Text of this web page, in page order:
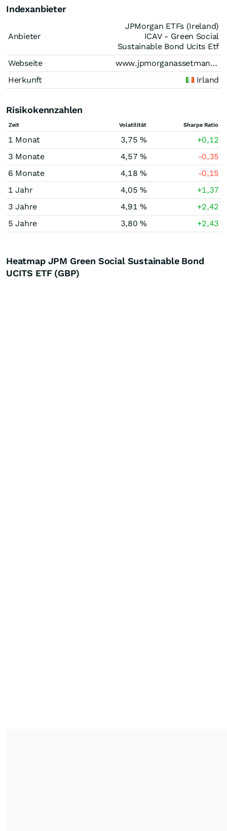
Indexanbieter
Anbieter
JPMorgan ETFs (Ireland)
ICAV - Green Social
Sustainable Bond Ucits Etf
Webseite
www.jpmorganassetmanagement.ie
Herkunft
Irland
Risikokennzahlen
Zeit Volatilität Sharpe Ratio
1 Monat 3,75 %
+0,12
3 Monate
4,57 %
-0,35
6 Monate
4,18 %
-0,15
1 Jahr
4,05 %
+1,37
3 Jahre
4,91 %
+2,42
5 Jahre
3,80 % +2,43
Heatmap JPM Green Social Sustainable Bond
UCITS ETF (GBP)